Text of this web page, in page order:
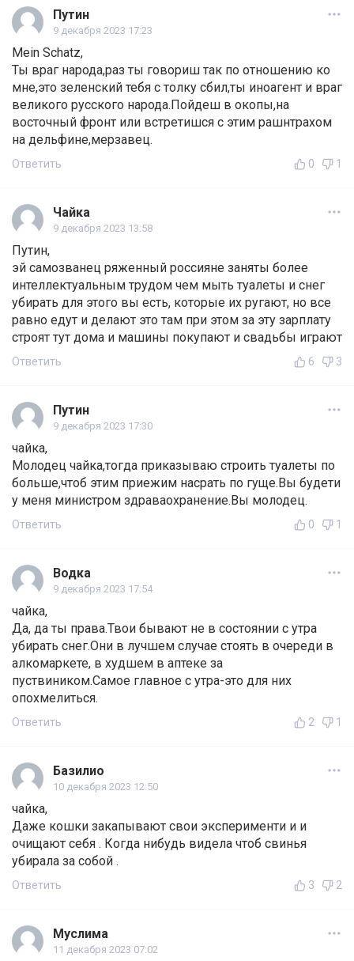
Путин
9 декабря 2023 17:23
Mein Schatz,
Ты враг народа,раз ты говориш так по отношению ко
мне,это зеленский тебя с толку сбил,ты иноагент и враг
великого русского народа.Пойдеш в окопы,на
восточный фронт или встретишся с этим рашнтрахом
на дельфине,мерзавец.
Ответить 0 1
Чайка
9 декабря 2023 13:58
Путин,
эй самозванец ряженный россияне заняты более
интеллектуальным трудом чем мыть туалеты и снег
убирать для этого вы есть, которые их ругают, но все
равно едут и делают это там при этом за эту зарплату
строят тут дома и машины покупают и свадьбы играют
Ответить 6 3
Путин
9 декабря 2023 17:30
чайка,
Молодец чайка,тогда приказываю строить туалеты по
больше,чтоб этим приежим насрать по гуще.Вы будети
у меня министром здраваохранение.Вы молодец.
Ответить 0 1
Водка
9 декабря 2023 17:54
чайка,
Да, да ты права.Твои бывают не в состоянии с утра
убирать снег.Они в лучшем случае стоять в очереди в
алкомаркете, в худшем в аптеке за
пуствиником.Самое главное с утра-это для них
опохмелиться.
Ответить 2 1
Базилио
10 декабря 2023 12:50
чайка,
Даже кошки закапывают свои эксперименти и и
очищают себя . Когда нибудь видела чтоб свинья
убирала за собой .
Ответить 3 2
Муслима
11 декабря 2023 07:02